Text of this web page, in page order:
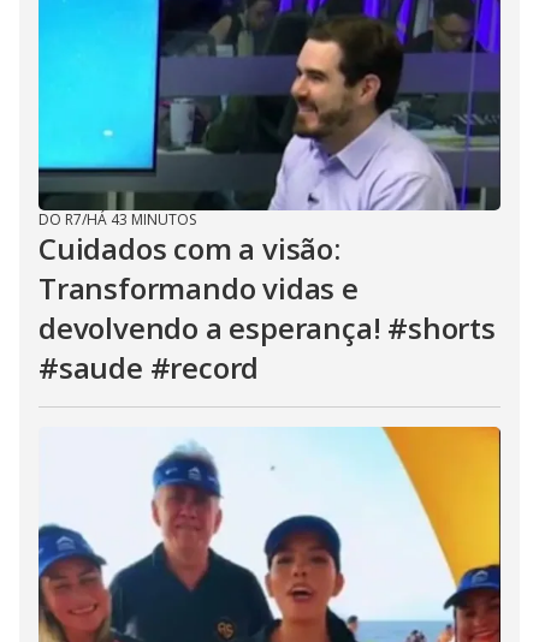
DO R7/HÁ 43 MINUTOS
Cuidados com a visão:
Transformando vidas e
devolvendo a esperança! #shorts
#saude #record